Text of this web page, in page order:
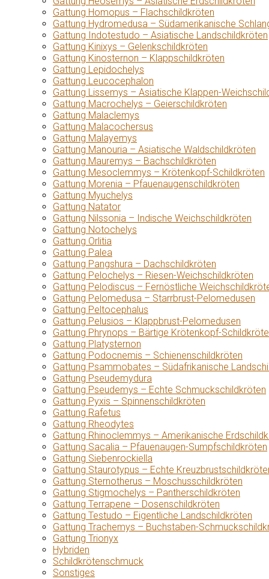
Gattung Homopus – Flachschildkröten
Gattung Hydromedusa – Südamerikanische
Gattung Indotestudo – Asiatische Landschildkröten
Gattung Kinixys – Gelenkschildkröten
Gattung Kinosternon – Klappschildkröten
Gattung Lepidochelys
Gattung Leucocephalon
Gattung Lissemys – Asiatische Klappen-
Gattung Macrochelys – Geierschildkröten
Gattung Malaclemys
Gattung Malacochersus
Gattung Malayemys
Gattung Manouria – Asiatische Waldschildkröten
Gattung Mauremys – Bachschildkröten
Gattung Mesoclemmys – Krötenkopf-Schildkröten
Gattung Morenia – Pfauenaugenschildkröten
Gattung Myuchelys
Gattung Natator
Gattung Nilssonia – Indische Weichschildkröten
Gattung Notochelys
Gattung Orlitia
Gattung Palea
Gattung Pangshura – Dachschildkröten
Gattung Pelochelys – Riesen-Weichschildkröten
Gattung Pelodiscus – Fernöstliche
Gattung Pelomedusa – Starrbrust-Pelomedusen
Gattung Peltocephalus
Gattung Pelusios – Klappbrust-Pelomedusen
Gattung Phrynops – Bärtige Krötenkopf-
Gattung Platysternon
Gattung Podocnemis – Schienenschildkröten
Gattung Psammobates – Südafrikanische
Gattung Pseudemydura
Gattung Pseudemys – Echte Schmuckschildkröten
Gattung Pyxis – Spinnenschildkröten
Gattung Rafetus
Gattung Rheodytes
Gattung Rhinoclemmys – Amerikanische
Gattung Sacalia – Pfauenaugen-Sumpfschildkröten
Gattung Siebenrockiella
Gattung Staurotypus – Echte
Gattung Sternotherus – Moschusschildkröten
Gattung Stigmochelys – Pantherschildkröten
Gattung Terrapene – Dosenschildkröten
Gattung Testudo – Eigentliche Landschildkröten
Gattung Trachemys – Buchstaben-
Gattung Trionyx
Hybriden
Schildkrötenschmuck
Sonstiges